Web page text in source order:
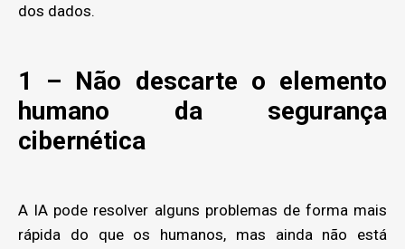
dos dados.
1 – Não descarte o elemento
humano da segurança
cibernética
A IA pode resolver alguns problemas de forma mais
rápida do que os humanos, mas ainda não está